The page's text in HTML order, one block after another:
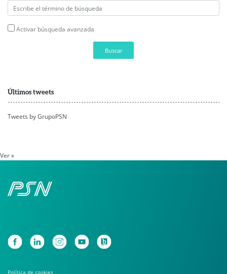
Activar búsqueda avanzada
Buscar
Últimos tweets
Tweets by GrupoPSN
Ver »
Política de cookies